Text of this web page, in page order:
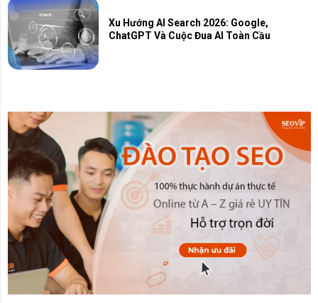
Xu Hướng AI Search 2026: Google,
ChatGPT Và Cuộc Đua AI Toàn Cầu